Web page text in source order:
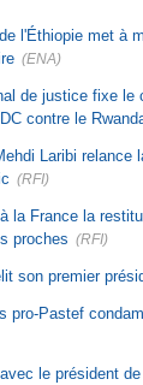
l'Éthiopie met à
(ENA)
de justice fixe le
contre le
Laribi relance
(RFI)
la France la
proches (RFI)
son premier
pro-Pastef
le président